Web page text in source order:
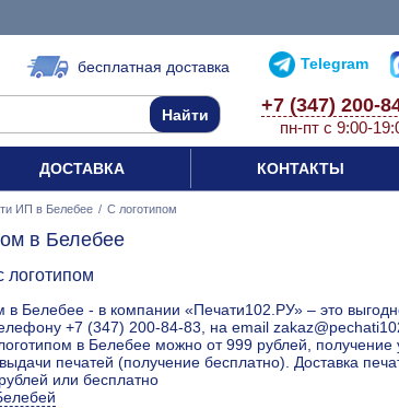
бесплатная доставка Telegram
+7 (347) 200-
пн-пт с 9:00-
ДОСТАВКА КОНТАКТЫ
ИП в Белебее / С логотипом
в Белебее
логотипом
в Белебее - в компании «Печати102.РУ» – это
+7 (347) 200-84-83, на email
в Белебее можно от 999 рублей, получение
печатей (получение бесплатно). Доставка
или бесплатно